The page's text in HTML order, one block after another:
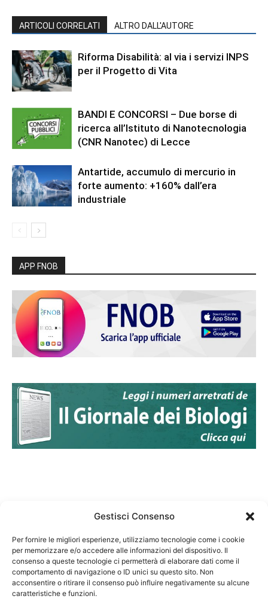
Gestisci Consenso
Per fornire le migliori esperienze, utilizziamo tecnologie come i cookie
per memorizzare e/o accedere alle informazioni del dispositivo. Il
consenso a queste tecnologie ci permetterà di elaborare dati come il
comportamento di navigazione o ID unici su questo sito. Non
acconsentire o ritirare il consenso può influire negativamente su alcune
caratteristiche e funzioni.
ARTICOLI CORRELATI ALTRO DALL'AUTORE
Riforma Disabilità: al via i servizi INPS
per il Progetto di Vita
BANDI E CONCORSI – Due borse di
ricerca all’Istituto di Nanotecnologia
(CNR Nanotec) di Lecce
Antartide, accumulo di mercurio in
forte aumento: +160% dall’era
industriale
APP FNOB
Federazione Nazionale Degli Ordini dei Biologi:
codice fiscale 80069130583
Responsabile sito internet www.fnob.it: